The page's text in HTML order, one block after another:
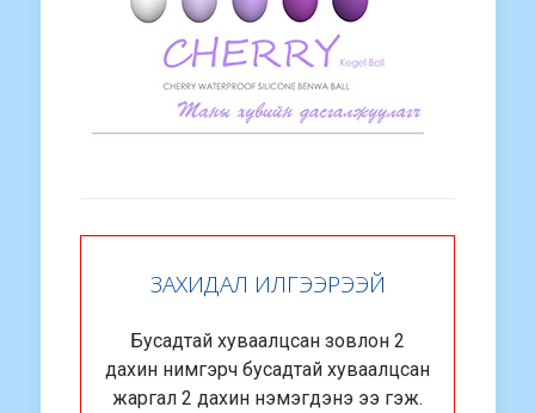
ЗАХИДАЛ ИЛГЭЭРЭЭЙ
Бусадтай хуваалцсан зовлон 2
дахин нимгэрч бусадтай хуваалцсан
жаргал 2 дахин нэмэгдэнэ ээ гэж.